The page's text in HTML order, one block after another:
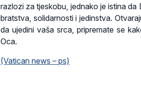
razlozi za tjeskobu, jednako je istina
bratstva, solidarnosti i jedinstva.
da ujedini vaša srca, pripremate se
Oca.
(Vatican news – ps)